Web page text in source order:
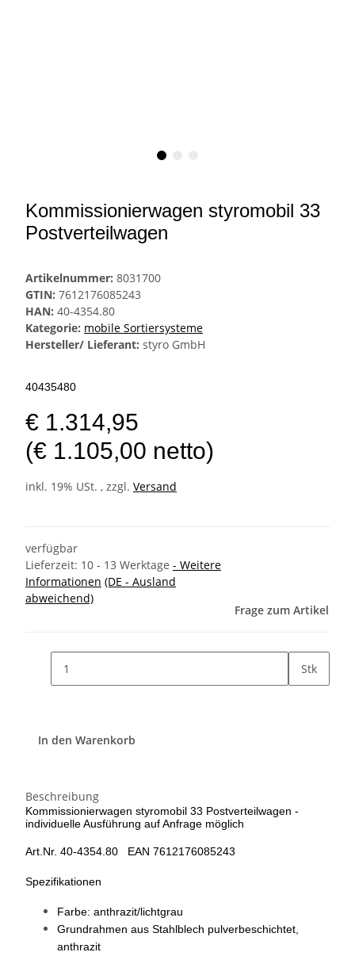
Kommissionierwagen styromobil 33
Postverteilwagen
Artikelnummer: 8031700
GTIN: 7612176085243
HAN: 40-4354.80
Kategorie: mobile Sortiersysteme
Hersteller/ Lieferant: styro GmbH
40435480
€ 1.314,95
(€ 1.105,00 netto)
inkl. 19% USt. , zzgl. Versand
verfügbar
Lieferzeit: 10 - 13 Werktage - Weitere
Informationen (DE - Ausland
abweichend)
Frage zum Artikel
Stk
In den Warenkorb
Beschreibung
Kommissionierwagen styromobil 33 Postverteilwagen -
individuelle Ausführung auf Anfrage möglich
Art.Nr. 40-4354.80 EAN 7612176085243
Spezifikationen
Farbe: anthrazit/lichtgrau
Grundrahmen aus Stahlblech pulverbeschichtet,
anthrazit